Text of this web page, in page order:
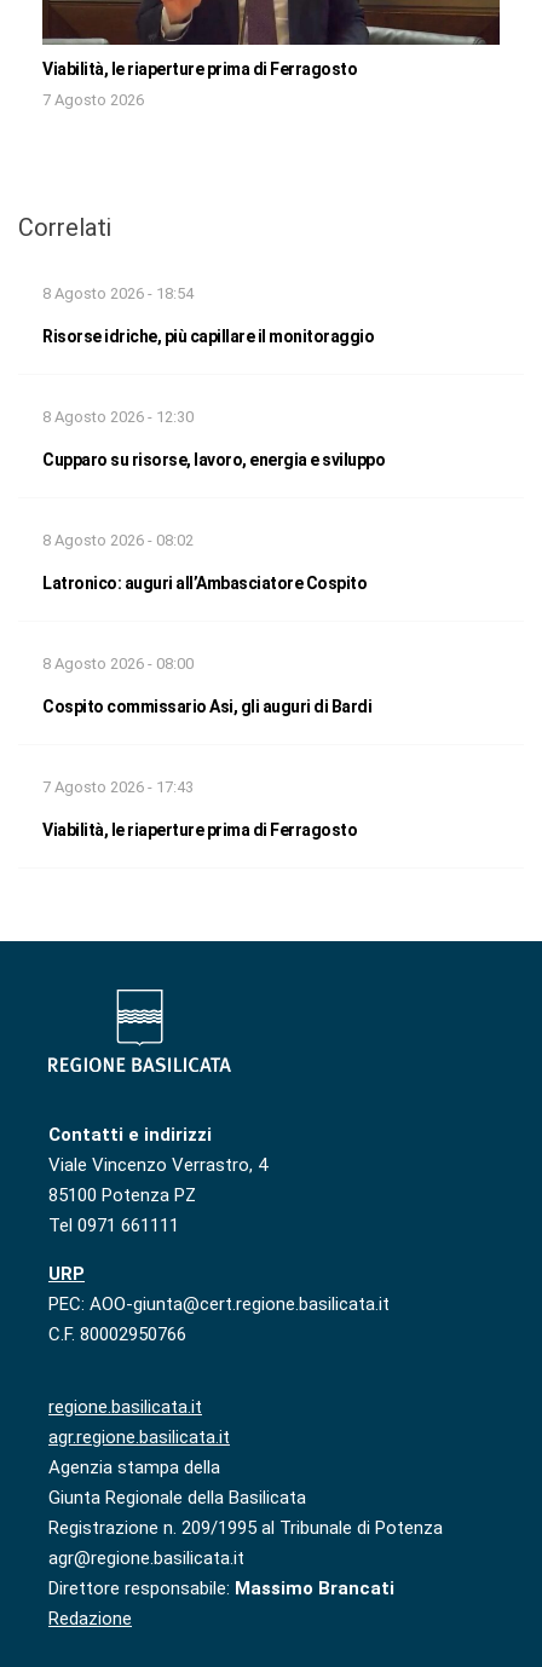
Viabilità, le riaperture prima di Ferragosto
7 Agosto 2026
Correlati
8 Agosto 2026 - 18:54
Risorse idriche, più capillare il monitoraggio
8 Agosto 2026 - 12:30
Cupparo su risorse, lavoro, energia e sviluppo
8 Agosto 2026 - 08:02
Latronico: auguri all’Ambasciatore Cospito
8 Agosto 2026 - 08:00
Cospito commissario Asi, gli auguri di Bardi
7 Agosto 2026 - 17:43
Viabilità, le riaperture prima di Ferragosto
Contatti e indirizzi
Viale Vincenzo Verrastro, 4
85100 Potenza PZ
Tel 0971 661111
URP
PEC: AOO-giunta@cert.regione.basilicata.it
C.F. 80002950766
regione.basilicata.it
agr.regione.basilicata.it
Agenzia stampa della
Giunta Regionale della Basilicata
Registrazione n. 209/1995 al Tribunale di Potenza
agr@regione.basilicata.it
Direttore responsabile: Massimo Brancati
Redazione